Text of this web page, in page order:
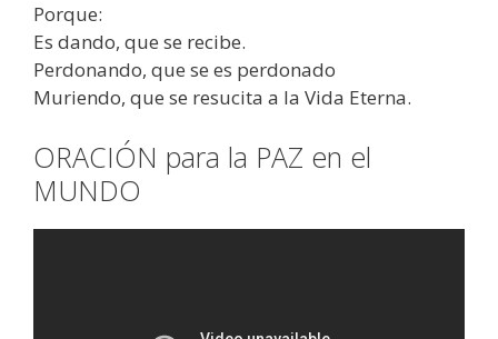
Porque:
Es dando, que se recibe.
Perdonando, que se es perdonado
Muriendo, que se resucita a la Vida Eterna.
ORACIÓN para la PAZ en el
MUNDO